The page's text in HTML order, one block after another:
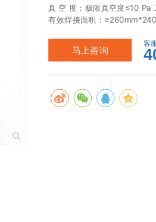
真 空 度：极限真空度≤10 Pa
有效焊接面积：
马上咨询
客